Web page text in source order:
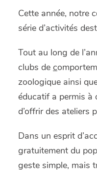
Cette année, notre
série d’activités
Tout au long de
clubs de c
zoologique ainsi
éducatif a permis à
d’offrir des ateliers
Dans un esprit
gratuitement du
geste simple, mais